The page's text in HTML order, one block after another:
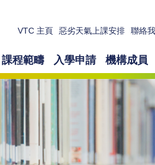
VTC 主頁 惡劣天氣上課安排 聯絡
課程範疇 入學申請 機構成員